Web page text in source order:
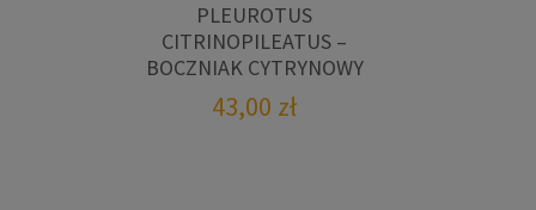
PLEUROTUS
CITRINOPILEATUS –
BOCZNIAK CYTRYNOWY
43,00 zł